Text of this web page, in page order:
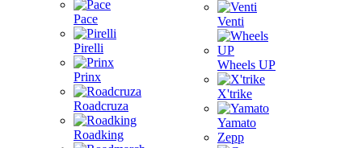
Pace
Pirelli
Prinx
Roadcruza
Roadking
Venti
Wheels UP
X'trike
Yamato
Zepp